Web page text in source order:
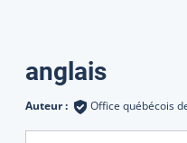
Traductions
anglais
Auteur : Office québécois